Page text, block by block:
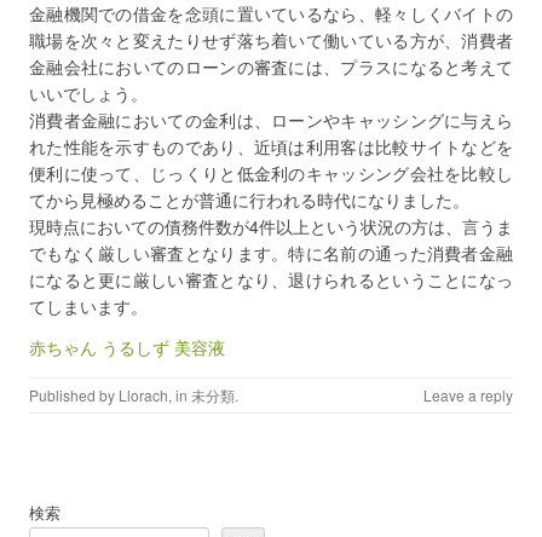
金融機関での借金を念頭に置いているなら、軽々しくバイトの
職場を次々と変えたりせず落ち着いて働いている方が、消費者
金融会社においてのローンの審査には、プラスになると考えて
いいでしょう。
消費者金融においての金利は、ローンやキャッシングに与えら
れた性能を示すものであり、近頃は利用客は比較サイトなどを
便利に使って、じっくりと低金利のキャッシング会社を比較し
てから見極めることが普通に行われる時代になりました。
現時点においての債務件数が4件以上という状況の方は、言うま
でもなく厳しい審査となります。特に名前の通った消費者金融
になると更に厳しい審査となり、退けられるということになっ
てしまいます。
赤ちゃん うるしず 美容液
Published by Llorach, in 未分類. Leave a reply
検索